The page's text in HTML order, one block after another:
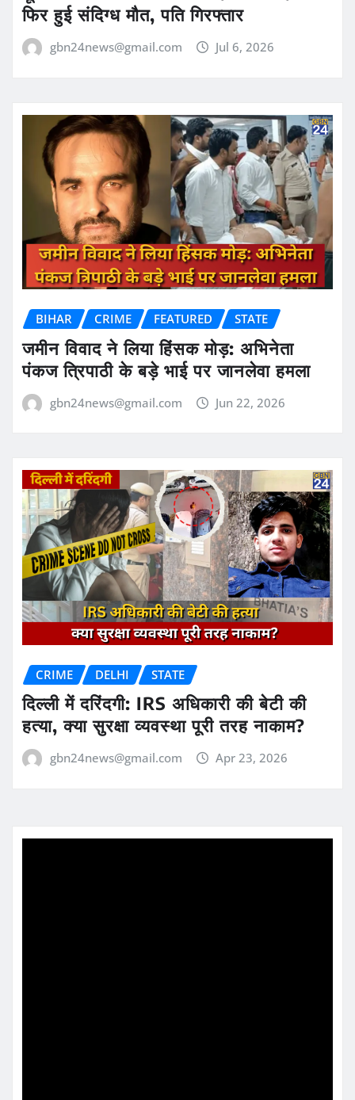
फिर हुई संदिग्ध मौत, पति गिरफ्तार
gbn24news@gmail.com Jul 6, 2026
BIHAR CRIME FEATURED STATE
जमीन विवाद ने लिया हिंसक मोड़: अभिनेता
पंकज त्रिपाठी के बड़े भाई पर जानलेवा हमला
gbn24news@gmail.com Jun 22, 2026
CRIME DELHI STATE
दिल्ली में दरिंदगी: IRS अधिकारी की बेटी की
हत्या, क्या सुरक्षा व्यवस्था पूरी तरह नाकाम?
gbn24news@gmail.com Apr 23, 2026